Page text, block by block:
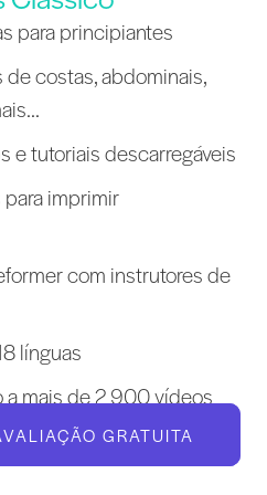
para principiantes
de costas, abdominais,
e tutoriais descarregáveis
imprimir
com instrutores de
línguas
mais de 2 900 vídeos
GRATUITA